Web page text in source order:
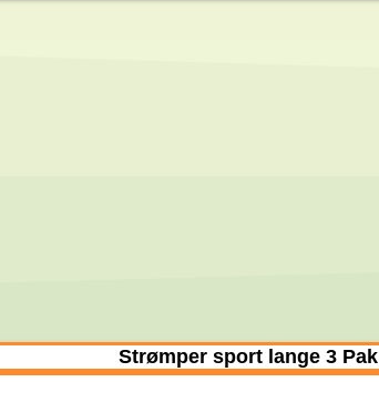
Strømper sport lange 3 Pak